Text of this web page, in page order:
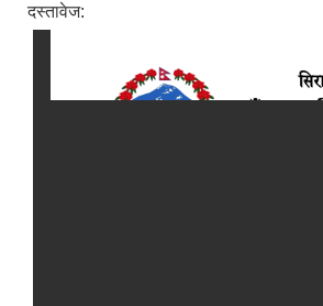
दस्तावेज: